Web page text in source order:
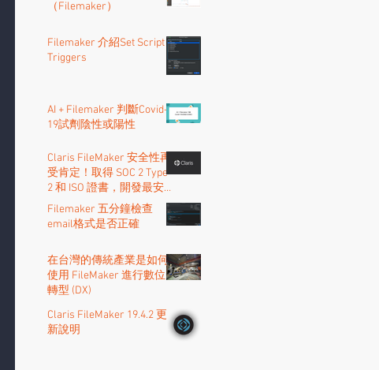
（Filemaker）
Filemaker 介紹Set Script
Triggers
AI + Filemaker 判斷Covid-
19試劑陰性或陽性
Claris FileMaker 安全性再
受肯定！取得 SOC 2 Type
2 和 ISO 證書，開發最安全
的的低程式碼系統
Filemaker 五分鐘檢查
email格式是否正確
在台灣的傳統產業是如何
使用 FileMaker 進行數位
轉型 (DX)
Claris FileMaker 19.4.2 更
新說明